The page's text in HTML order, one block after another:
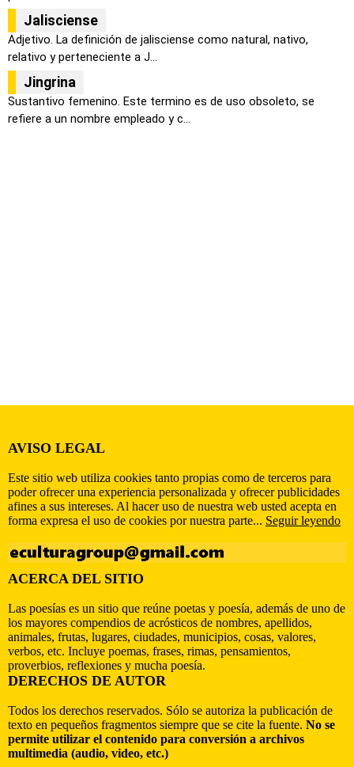
Jalisciense
Adjetivo. La definición de jalisciense como natural, nativo,
relativo y perteneciente a J...
Jingrina
Sustantivo femenino. Este termino es de uso obsoleto, se
refiere a un nombre empleado y c...
AVISO LEGAL
Este sitio web utiliza cookies tanto propias como de terceros para
poder ofrecer una experiencia personalizada y ofrecer publicidades
afines a sus intereses. Al hacer uso de nuestra web usted acepta en
forma expresa el uso de cookies por nuestra parte... Seguir leyendo
ACERCA DEL SITIO
Las poesías es un sitio que reúne poetas y poesía, además de uno de
los mayores compendios de acrósticos de nombres, apellidos,
animales, frutas, lugares, ciudades, municipios, cosas, valores,
verbos, etc. Incluye poemas, frases, rimas, pensamientos,
proverbios, reflexiones y mucha poesía.
DERECHOS DE AUTOR
Todos los derechos reservados. Sólo se autoriza la publicación de
texto en pequeños fragmentos siempre que se cite la fuente. No se
permite utilizar el contenido para conversión a archivos
multimedia (audio, video, etc.)